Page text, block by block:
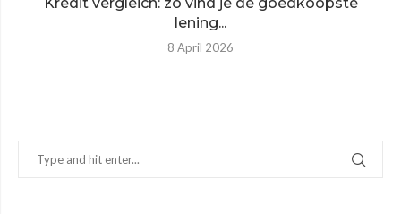
lening...
8 April 2026